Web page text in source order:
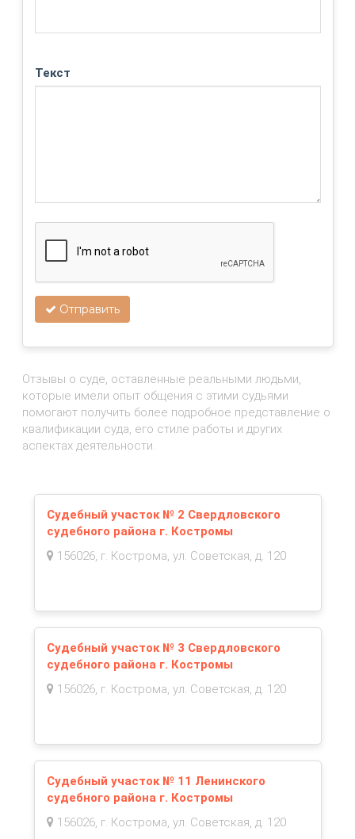
Текст
Отправить
Отзывы о суде, оставленные реальными людьми,
которые имели опыт общения с этими судьями
помогают получить более подробное представление о
квалификации суда, его стиле работы и других
аспектах деятельности.
Судебный участок № 2 Свердловского
судебного района г. Костромы
156026, г. Кострома, ул. Советская, д. 120
Судебный участок № 3 Свердловского
судебного района г. Костромы
156026, г. Кострома, ул. Советская, д. 120
Судебный участок № 11 Ленинского
судебного района г. Костромы
156026, г. Кострома, ул. Советская, д. 120